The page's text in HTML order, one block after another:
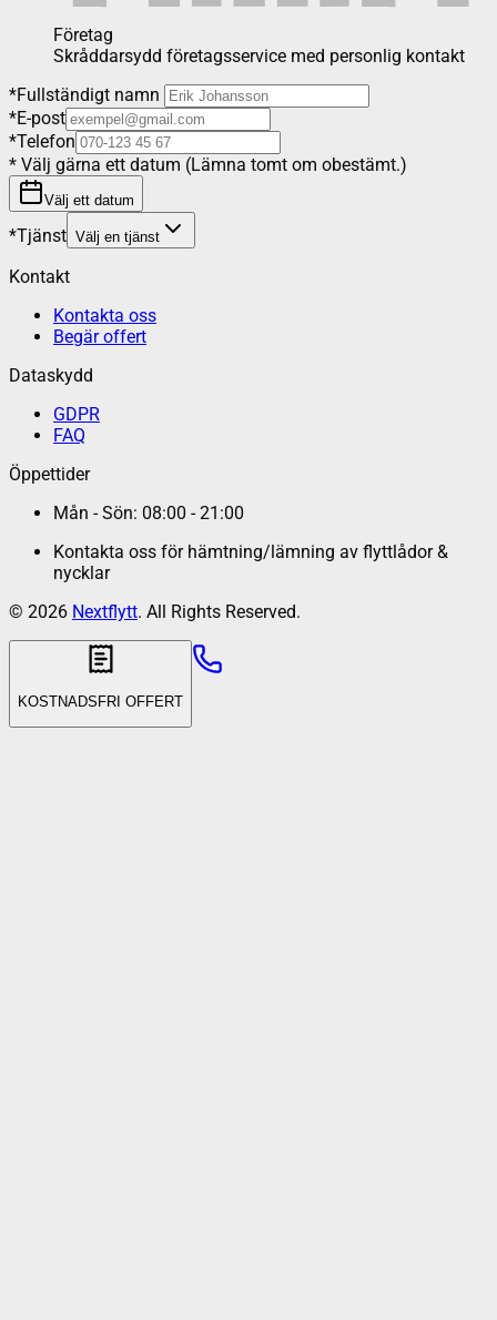
Företag
Skråddarsydd företagsservice med personlig kontakt
*Fullständigt namn
*E-post
*Telefon
* Välj gärna ett datum (Lämna tomt om obestämt.)
Välj ett datum
*Tjänst Välj en tjänst
Kontakt
Kontakta oss
Begär offert
Dataskydd
GDPR
FAQ
Öppettider
Mån - Sön: 08:00 - 21:00
Kontakta oss för hämtning/lämning av flyttlådor &
nycklar
© 2026 Nextflytt. All Rights Reserved.
KOSTNADSFRI OFFERT